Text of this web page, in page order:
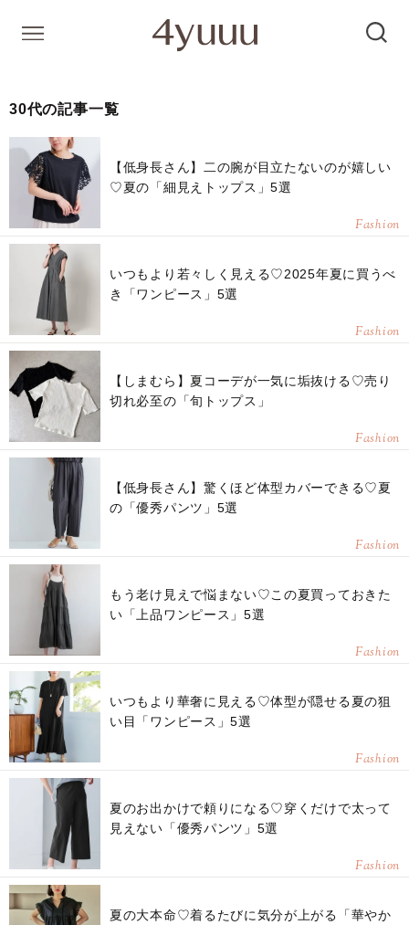
30代の記事一覧
【低身長さん】二の腕が目立たないのが嬉しい
♡夏の「細見えトップス」5選
Fashion
いつもより若々しく見える♡2025年夏に買うべ
き「ワンピース」5選
Fashion
【しまむら】夏コーデが一気に垢抜ける♡売り
切れ必至の「旬トップス」
Fashion
【低身長さん】驚くほど体型カバーできる♡夏
の「優秀パンツ」5選
Fashion
もう老け見えで悩まない♡この夏買っておきた
い「上品ワンピース」5選
Fashion
いつもより華奢に見える♡体型が隠せる夏の狙
い目「ワンピース」5選
Fashion
夏のお出かけで頼りになる♡穿くだけで太って
見えない「優秀パンツ」5選
Fashion
夏の大本命♡着るたびに気分が上がる「華やか